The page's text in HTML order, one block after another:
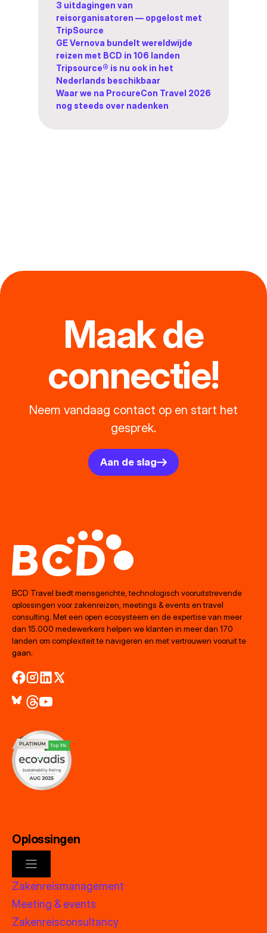
3 uitdagingen van
reisorganisatoren — opgelost met
TripSource
GE Vernova bundelt wereldwijde
reizen met BCD in 106 landen
Tripsource® is nu ook in het
Nederlands beschikbaar
Waar we na ProcureCon Travel 2026
nog steeds over nadenken
Maak de
connectie!
Neem vandaag contact op en start het
gesprek.
Aan de slag
BCD Travel biedt mensgerichte, technologisch vooruitstrevende
oplossingen voor zakenreizen, meetings & events en travel
consulting. Met een open ecosysteem en de expertise van meer
dan 15.000 medewerkers helpen we klanten in meer dan 170
landen om complexiteit te navigeren en met vertrouwen vooruit te
gaan.
Oplossingen
Zakenreismanagement
Meeting & events
Zakenreisconsultancy